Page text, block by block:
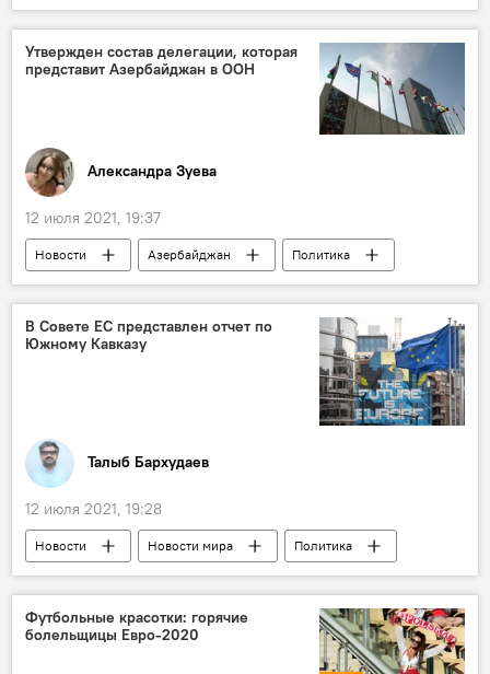
Михаил Бочарников
Александр Шаровский
Адалет Гаджиев
Утвержден состав делегации, которая
представит Азербайджан в ООН
Александра Зуева
12 июля 2021, 19:37
Новости Азербайджан
Политика
Ильхам Алиев
ООН
В Совете ЕС представлен отчет по
Южному Кавказу
Талыб Бархудаев
12 июля 2021, 19:28
Новости Новости мира
Политика
Европейский союз
Афганистан
Южный Кавказ
Футбольные красотки: горячие
болельщицы Евро-2020